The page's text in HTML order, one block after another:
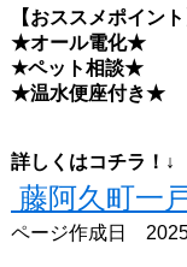
【おススメポイント
★オール電化★
★ペット相談★
★温水便座付き★
詳しくはコチラ！↓
藤阿久町一
ページ作成日